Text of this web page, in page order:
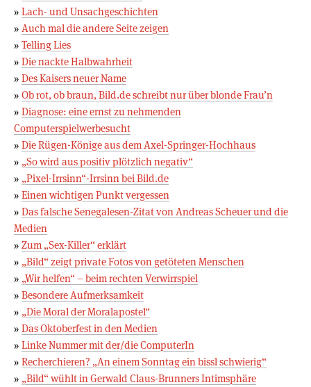
» Lach- und Unsachgeschichten
» Auch mal die andere Seite zeigen
» Telling Lies
» Die nackte Halbwahrheit
» Des Kaisers neuer Name
» Ob rot, ob braun, Bild.de schreibt nur über blonde Frau’n
» Diagnose: eine ernst zu nehmenden
Computerspielwerbesucht
» Die Rügen-Könige aus dem Axel-Springer-Hochhaus
» „So wird aus positiv plötzlich negativ“
» „Pixel-Irrsinn“-Irrsinn bei Bild.de
» Einen wichtigen Punkt vergessen
» Das falsche Senegalesen-Zitat von Andreas Scheuer und die
Medien
» Zum „Sex-Killer“ erklärt
» „Bild“ zeigt private Fotos von getöteten Menschen
» „Wir helfen“ – beim rechten Verwirrspiel
» Besondere Aufmerksamkeit
» „Die Moral der Moralapostel“
» Das Oktoberfest in den Medien
» Linke Nummer mit der/die ComputerIn
» Recherchieren? „An einem Sonntag ein bissl schwierig“
» „Bild“ wühlt in Gerwald Claus-Brunners In­tim­sphä­re